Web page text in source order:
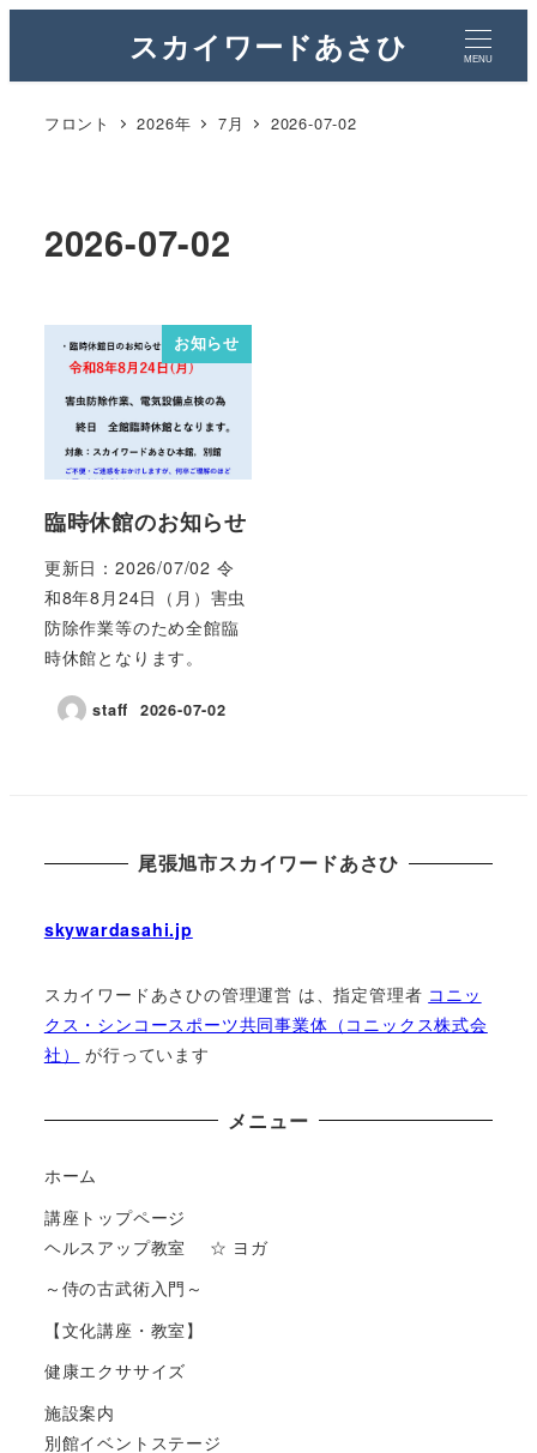
スカイワードあさひ MENU
フロント 2026年 7月 2026-07-02
2026-07-02
お知らせ
臨時休館のお知らせ
更新日：2026/07/02 令
和8年8月24日（月）害虫
防除作業等のため全館臨
時休館となります。
staff 2026-07-02
尾張旭市スカイワードあさひ
skywardasahi.jp
スカイワードあさひの管理運営 は、指定管理者 コニッ
クス・シンコースポーツ共同事業体（コニックス株式会
社）
が⾏っています
メニュー
ホーム
講座トップページ
ヘルスアップ教室 ☆ ヨガ
～侍の古武術入門～
【文化講座・教室】
健康エクササイズ
施設案内
別館イベントステージ